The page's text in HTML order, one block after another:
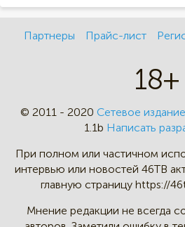
Партнеры Прайс-лист
18+
© 2011 - 2020 Сетевое
1.1b Написать
При полном или частичном
интервью или новостей 46TB
главную страницу https://
Мнение редакции не всегда